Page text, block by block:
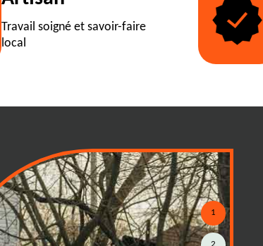
Travail soigné et savoir-faire
local
01230: comment fonctionne
notre service de location de
benne ?
1